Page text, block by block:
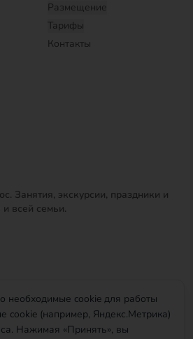
Размещение
Тарифы
Контакты
Занятия, экскурсии, праздники и
и всей семьи.
необходимые cookie для работы
cookie (например, Яндекс.Метрика)
Нажимая «Принять», вы